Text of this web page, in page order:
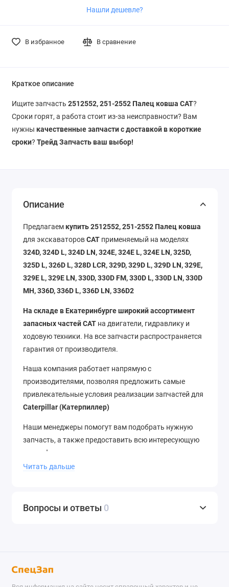
Нашли дешевле?
В избранное В сравнение
Краткое описание
Ищите запчасть 2512552, 251-2552 Палец ковша CAT?
Сроки горят, а работа стоит из-за неисправности? Вам
нужны качественные запчасти с доставкой в короткие
сроки? Трейд Запчасть ваш выбор!
Описание
Предлагаем купить 2512552, 251-2552 Палец ковша
для экскаваторовCAT применяемый на моделях
324D, 324D L, 324D LN, 324E, 324E L, 324E LN, 325D,
325D L, 326D L, 328D LCR, 329D, 329D L, 329D LN, 329E,
329E L, 329E LN, 330D, 330D FM, 330D L, 330D LN, 330D
MH, 336D, 336D L, 336D LN, 336D2
На складе в Екатеринбурге широкий ассортимент
запасных частей CAT на двигатели, гидравлику и
ходовую техники. На все запчасти распространяется
гарантия от производителя.
Наша компания работает напрямую с
производителями, позволяя предложить самые
привлекательные условия реализации запчастей для
Caterpillar (Катерпиллер)
Наши менеджеры помогут вам подобрать нужную
запчасть, а также предоставить всю интересующую
вас информацию.
Отгрузка со склада в день заказа
ближнего зарубежья.Звоните
Читать дальше
Вопросы и ответы 0